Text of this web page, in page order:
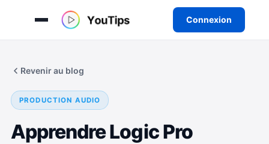
Connexion
Revenir au blog
PRODUCTION AUDIO
Apprendre Logic Pro